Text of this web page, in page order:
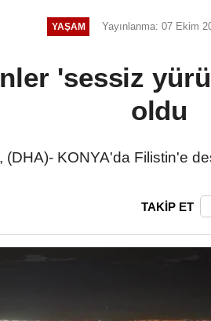
YAŞAM Yayınlanma: 07 Ekim
'sessiz
oldu
(DHA)- KONYA'da Filistin'e
TAKİP ET